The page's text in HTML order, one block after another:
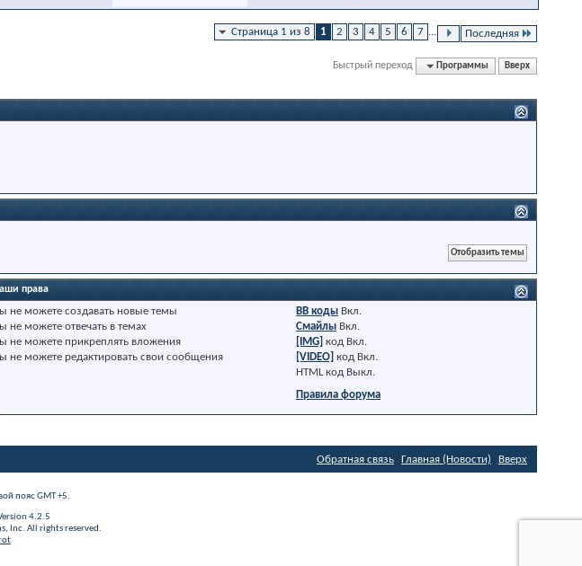
Страница 1 из 8 1 2 3 4 5 6 7 ... Последняя
Быстрый переход Программы Вверх
права
не можете создавать новые темы
не можете отвечать в темах
не можете прикреплять вложения
не можете редактировать свои сообщения
BB коды Вкл.
Смайлы Вкл.
[IMG] код Вкл.
[VIDEO] код Вкл.
HTML код Выкл.
Правила форума
Обратная связь Главная (Новости) Вверх
пояс GMT +5.
4.2.5
Inc. All rights reserved.